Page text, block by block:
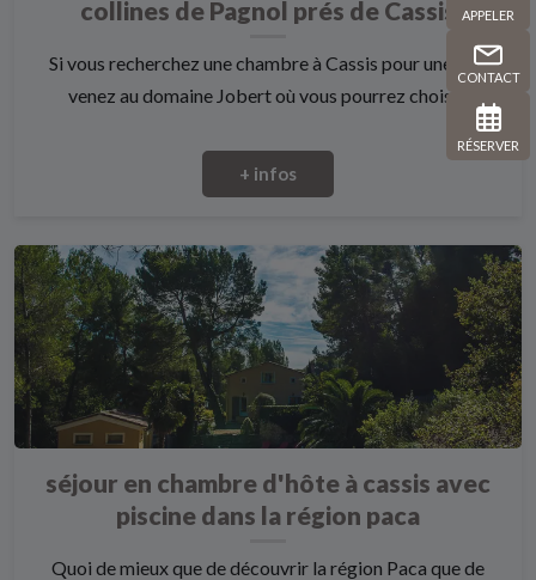
APPELER
CONTACT
RÉSERVER
collines de Pagnol prés de Cassis
Si vous recherchez une chambre à Cassis pour une nuit
venez au domaine Jobert où vous pourrez choisi...
+ infos
séjour en chambre d'hôte à cassis avec
piscine dans la région paca
Quoi de mieux que de découvrir la région Paca que de